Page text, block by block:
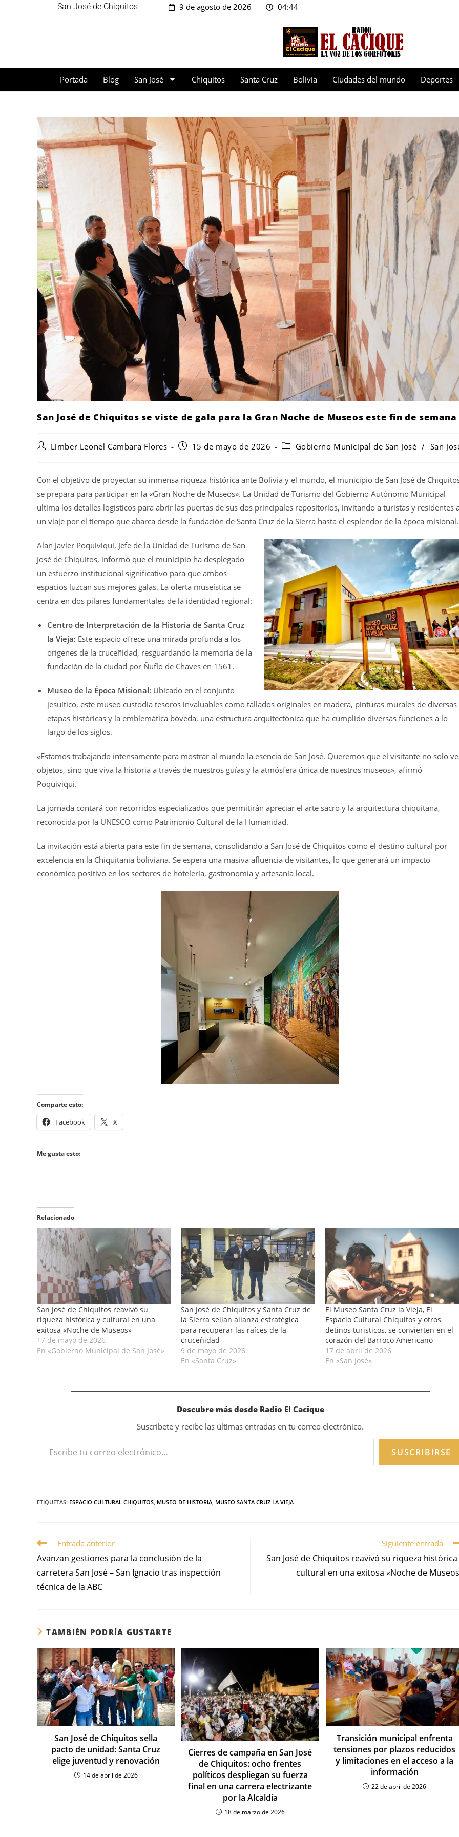
San José de Chiquitos 9 de agosto de 2026 04:44
Portada Blog San José Chiquitos Santa Cruz Bolivia Ciudades del mundo Deportes
San José de Chiquitos se viste de gala para la Gran Noche de Museos este fin de semana
Limber Leonel Cambara Flores 15 de mayo de 2026 Gobierno Municipal de San José / San
Con el objetivo de proyectar su inmensa riqueza histórica ante Bolivia y el mundo, el municipio de San José de
se prepara para participar en la «Gran Noche de Museos». La Unidad de Turismo del Gobierno Autónomo Municipal
ultima los detalles logísticos para abrir las puertas de sus dos principales repositorios, invitando a turistas y residentes
un viaje por el tiempo que abarca desde la fundación de Santa Cruz de la Sierra hasta el esplendor de la época misional.
Alan Javier Poquiviqui, Jefe de la Unidad de Turismo de San
José de Chiquitos, informó que el municipio ha desplegado
un esfuerzo institucional significativo para que ambos
espacios luzcan sus mejores galas. La oferta museística se
centra en dos pilares fundamentales de la identidad regional:
Centro de Interpretación de la Historia de Santa Cruz
la Vieja: Este espacio ofrece una mirada profunda a los
orígenes de la cruceñidad, resguardando la memoria de la
fundación de la ciudad por Ñuflo de Chaves en 1561.
Museo de la Época Misional: Ubicado en el conjunto
jesuítico, este museo custodia tesoros invaluables como tallados originales en madera, pinturas murales de diversas
etapas históricas y la emblemática bóveda, una estructura arquitectónica que ha cumplido diversas funciones a lo
largo de los siglos.
«Estamos trabajando intensamente para mostrar al mundo la esencia de San José. Queremos que el visitante no solo
objetos, sino que viva la historia a través de nuestros guías y la atmósfera única de nuestros museos», afirmó
Poquiviqui.
La jornada contará con recorridos especializados que permitirán apreciar el arte sacro y la arquitectura chiquitana,
reconocida por la UNESCO como Patrimonio Cultural de la Humanidad.
La invitación está abierta para este fin de semana, consolidando a San José de Chiquitos como el destino cultural por
excelencia en la Chiquitania boliviana. Se espera una masiva afluencia de visitantes, lo que generará un impacto
económico positivo en los sectores de hotelería, gastronomía y artesanía local.
Comparte esto:
Facebook X
Me gusta esto:
Relacionado
San José de Chiquitos reavivó su
riqueza histórica y cultural en una
exitosa «Noche de Museos»
17 de mayo de 2026
En «Gobierno Municipal de San José»
San José de Chiquitos y Santa Cruz de
la Sierra sellan alianza estratégica
para recuperar las raíces de la
cruceñidad
9 de mayo de 2026
En «Santa Cruz»
El Museo Santa Cruz la Vieja, El
Espacio Cultural Chiquitos y otros
detinos turisticos, se convierten en el
corazón del Barroco Americano
17 de abril de 2026
En «San José»
Descubre más desde Radio El Cacique
Suscríbete y recibe las últimas entradas en tu correo electrónico.
SUSCRIBIRSE
ETIQUETAS: ESPACIO CULTURAL CHIQUITOS, MUSEO DE HISTORIA, MUSEO SANTA CRUZ LA VIEJA
Entrada anterior
Avanzan gestiones para la conclusión de la
carretera San José – San Ignacio tras inspección
técnica de la ABC
Siguiente entrada
San José de Chiquitos reavivó su riqueza histórica
cultural en una exitosa «Noche de
TAMBIÉN PODRÍA GUSTARTE
San José de Chiquitos sella
pacto de unidad: Santa Cruz
elige juventud y renovación
14 de abril de 2026
Cierres de campaña en San José
de Chiquitos: ocho frentes
políticos despliegan su fuerza
final en una carrera electrizante
por la Alcaldía
18 de marzo de 2026
Transición municipal enfrenta
tensiones por plazos reducidos
y limitaciones en el acceso a la
información
22 de abril de 2026